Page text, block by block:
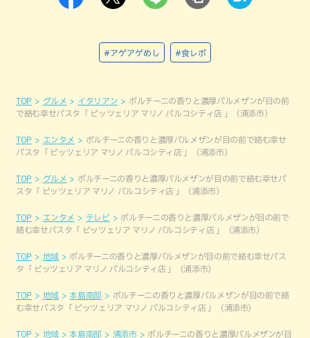
#アゲアゲめし #食レポ
TOP グルメ イタリアン
ポルチーニの香りと濃厚パルメザンが目の前
で絡む幸せパスタ「 ピッツェリア マリノ パルコシティ店 」（浦添市）
TOP エンタメ
ポルチーニの香りと濃厚パルメザンが目の前で絡む幸せ
パスタ「 ピッツェリア マリノ パルコシティ店 」（浦添市）
TOP グルメ
ポルチーニの香りと濃厚パルメザンが目の前で絡む幸せパ
スタ「 ピッツェリア マリノ パルコシティ店 」（浦添市）
TOP エンタメ テレビ
ポルチーニの香りと濃厚パルメザンが目の前で
絡む幸せパスタ「 ピッツェリア マリノ パルコシティ店 」（浦添市）
TOP 地域
ポルチーニの香りと濃厚パルメザンが目の前で絡む幸せパス
タ「 ピッツェリア マリノ パルコシティ店 」（浦添市）
TOP 地域 本島南部
ポルチーニの香りと濃厚パルメザンが目の前で絡
む幸せパスタ「 ピッツェリア マリノ パルコシティ店 」（浦添市）
TOP 地域 本島南部 浦添市
ポルチーニの香りと濃厚パルメザンが目